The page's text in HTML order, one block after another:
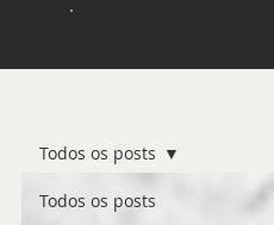
Todos os posts
Todos os posts